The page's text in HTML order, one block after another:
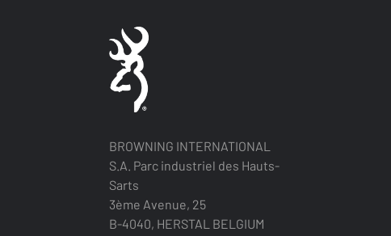
BROWNING INTERNATIONAL
S.A. Parc industriel des Hauts-
Sarts
3ème Avenue, 25
B-4040, HERSTAL BELGIUM